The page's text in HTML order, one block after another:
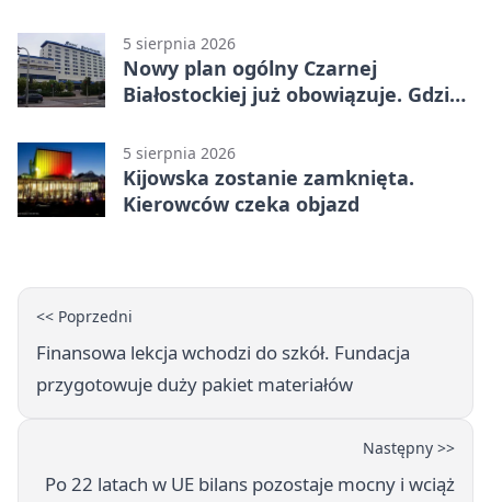
5 sierpnia 2026
Nowy plan ogólny Czarnej
Białostockiej już obowiązuje. Gdzie
5 sierpnia 2026
Kijowska zostanie zamknięta.
Kierowców czeka objazd
<< Poprzedni
Finansowa lekcja wchodzi do szkół. Fundacja
przygotowuje duży pakiet materiałów
Następny >>
Po 22 latach w UE bilans pozostaje mocny i wciąż